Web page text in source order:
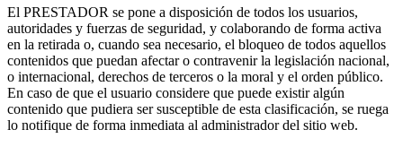
El PRESTADOR se pone a disposición de todos los usuarios,
autoridades y fuerzas de seguridad, y colaborando de forma activa
en la retirada o, cuando sea necesario, el bloqueo de todos aquellos
contenidos que puedan afectar o contravenir la legislación nacional,
o internacional, derechos de terceros o la moral y el orden público.
En caso de que el usuario considere que puede existir algún
contenido que pudiera ser susceptible de esta clasificación, se ruega
lo notifique de forma inmediata al administrador del sitio web.